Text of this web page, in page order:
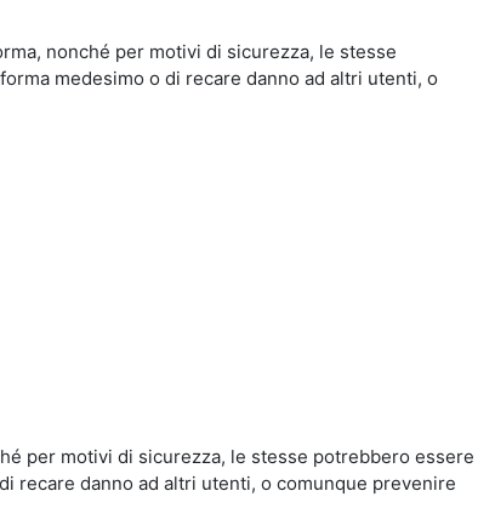
nonché per motivi di sicurezza, le stesse
medesimo o di recare danno ad altri utenti, o
per motivi di sicurezza, le stesse potrebbero essere
recare danno ad altri utenti, o comunque prevenire